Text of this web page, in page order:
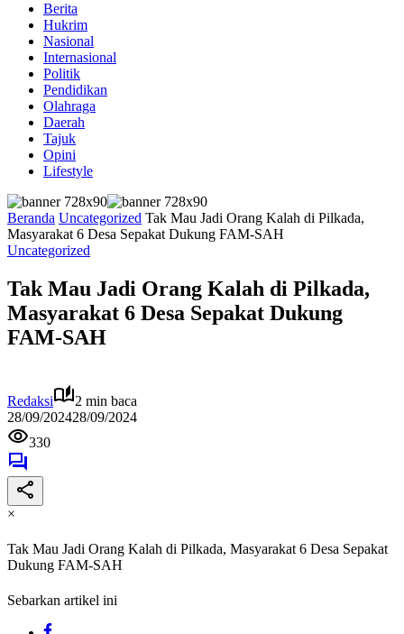
Berita
Hukrim
Nasional
Internasional
Politik
Pendidikan
Olahraga
Daerah
Tajuk
Opini
Lifestyle
Beranda Uncategorized Tak Mau Jadi Orang Kalah di Pilkada,
Masyarakat 6 Desa Sepakat Dukung FAM-SAH
Uncategorized
Tak Mau Jadi Orang Kalah di Pilkada,
Masyarakat 6 Desa Sepakat Dukung
FAM-SAH
Redaksi
2 min baca
28/09/202428/09/2024
330
×
Tak Mau Jadi Orang Kalah di Pilkada, Masyarakat 6 Desa Sepakat
Dukung FAM-SAH
Sebarkan artikel ini